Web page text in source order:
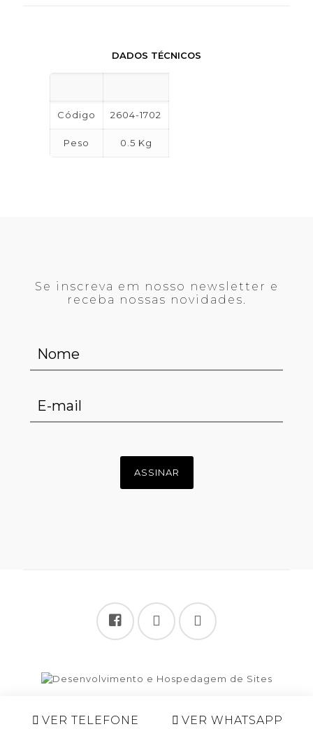
DADOS TÉCNICOS
Código 2604-1702
Peso 0.5 Kg
Se inscreva em nosso newsletter e
receba nossas novidades.
VER TELEFONE VER WHATSAPP